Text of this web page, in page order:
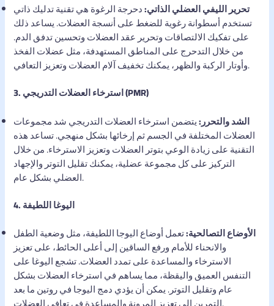
تحرير الليفي العضلي الذاتي:دحرجة الرغوة هي تقنية تدليك ذاتي
تستخدم أسطوانة رغوية للضغط على أنسجة العضلات. يساعد ذلك
على تفكيك الالتصاقات وتحرير عقد العضلات وتحسين تدفق الدم.
من خلال التدحرج على المناطق المستهدفة، مثل عضلات الفخذ
وأوتار الركبة والظهر، يمكنك تخفيف آلام العضلات وتعزيز التعافي.
3. استرخاء العضلات التدريجي (PMR)
الشد والتحرر:يتضمن استرخاء العضلات التدريجي شد مجموعات
العضلات المختلفة في الجسم ثم إرخائها بشكل منهجي. تساعد هذه
التقنية على زيادة الوعي بتوتر العضلات وتعزيز الاسترخاء. من خلال
التركيز على كل مجموعة عضلية، يمكنك تقليل التوتر والإجهاد
العضلي بشكل عام.
4. اليوغا اللطيفة
الأوضاع التصالحية:تعمل أوضاع اليوجا اللطيفة، مثل وضعية الطفل
والانحناء للأمام ورفع الساقين إلى أعلى الحائط، على تعزيز
الاسترخاء والمساعدة على تمدد العضلات. تشجع اليوغا على
التنفس العميق واليقظة، مما يساهم في استرخاء العضلات بشكل
عام وتقليل التوتر. يمكن أن يؤدي دمج اليوجا في روتين ما بعد